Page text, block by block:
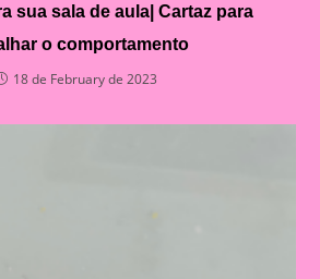
sua sala de aula| Cartaz para
o comportamento
18 de February de 2023